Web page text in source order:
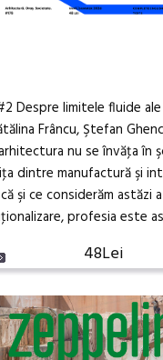
Despre limitele fluide
Frâncu, Ştefan
nu se învăţa în
dintre manufactură şi
şi ce considerăm astăzi
profesia este
48Lei